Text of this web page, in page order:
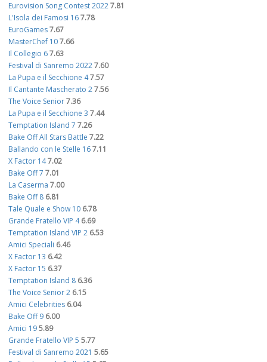
Eurovision Song Contest 20227.81
L'Isola dei Famosi 167.78
EuroGames7.67
MasterChef 107.66
Il Collegio 67.63
Festival di Sanremo 20227.60
La Pupa e il Secchione 47.57
Il Cantante Mascherato 27.56
The Voice Senior7.36
La Pupa e il Secchione 3 7.44
Temptation Island 7 7.26
Bake Off All Stars Battle 7.22
Ballando con le Stelle 167.11
X Factor 147.02
Bake Off 7 7.01
La Caserma 7.00
Bake Off 8 6.81
Tale Quale e Show 10 6.78
Grande Fratello VIP 4 6.69
Temptation Island VIP 2 6.53
Amici Speciali 6.46
X Factor 13 6.42
X Factor 15 6.37
Temptation Island 8 6.36
The Voice Senior 2 6.15
Amici Celebrities 6.04
Bake Off 9 6.00
Amici 195.89
Grande Fratello VIP 5 5.77
Festival di Sanremo 2021 5.65